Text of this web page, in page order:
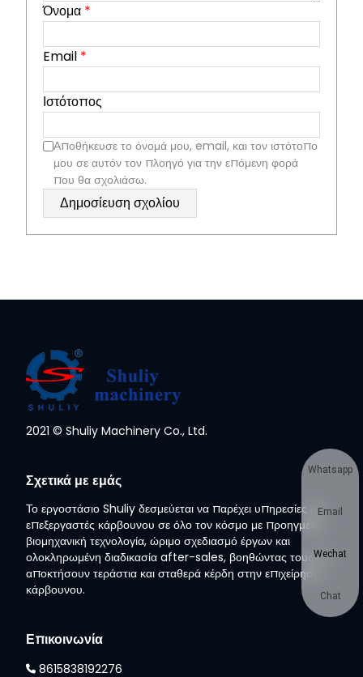
Όνομα *
Email *
Ιστότοπος
Αποθήκευσε το όνομά μου, email, και τον ιστότοπο
μου σε αυτόν τον πλοηγό για την επόμενη φορά
που θα σχολιάσω.
2021 © Shuliy Machinery Co., Ltd.
Σχετικά με εμάς
Το εργοστάσιο Shuliy δεσμεύεται να παρέχει υπηρεσίες σε
επεξεργαστές κάρβουνου σε όλο τον κόσμο με προηγμένη
βιομηχανική τεχνολογία, ώριμο σχεδιασμό έργων και
ολοκληρωμένη διαδικασία after-sales, βοηθώντας τους να
αποκτήσουν τεράστια και σταθερά κέρδη στην επιχείρηση
κάρβουνου.
Επικοινωνία
8615838192276
Whatsapp
Email
Wechat
Chat